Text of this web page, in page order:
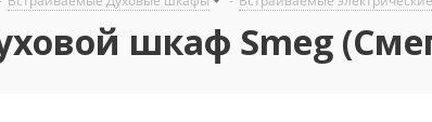
шкаф Smeg